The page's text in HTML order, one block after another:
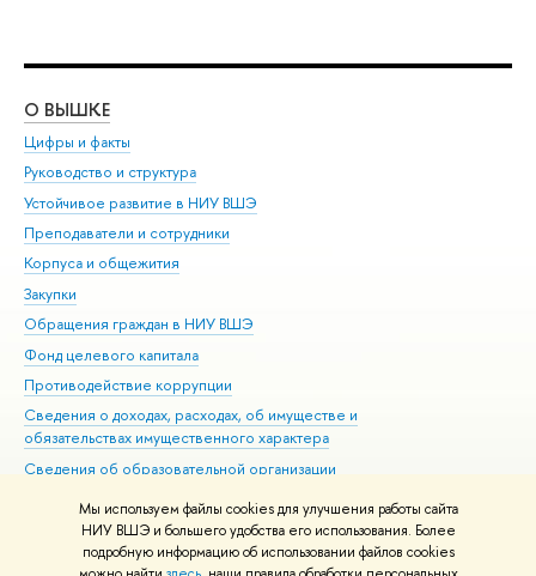
Мы используем файлы cookies для улучшения работы сайта
НИУ ВШЭ и большего удобства его использования. Более
подробную информацию об использовании файлов cookies
О ВЫШКЕ
Цифры и факты
Руководство и структура
Устойчивое развитие в НИУ ВШЭ
Преподаватели и сотрудники
Корпуса и общежития
Закупки
Обращения граждан в НИУ ВШЭ
Фонд целевого капитала
Противодействие коррупции
Сведения о доходах, расходах, об имуществе и
обязательствах имущественного характера
Сведения об образовательной организации
Людям с ограниченными возможностями здоровья
Единая платежная страница
Работа в Вышке